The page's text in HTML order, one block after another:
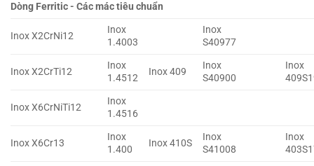
Dòng Ferritic - Các mác tiêu chuẩn
Inox X2CrNi12
Inox
1.4003
Inox
S40977
Inox X2CrTi12
Inox
1.4512
Inox 409
Inox
S40900
Inox
Inox X6CrNiTi12
Inox
1.4516
Inox X6Cr13
Inox
1.400
Inox 410S
Inox
S41008
Inox